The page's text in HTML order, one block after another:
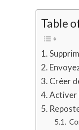
Table
Créer
Activer